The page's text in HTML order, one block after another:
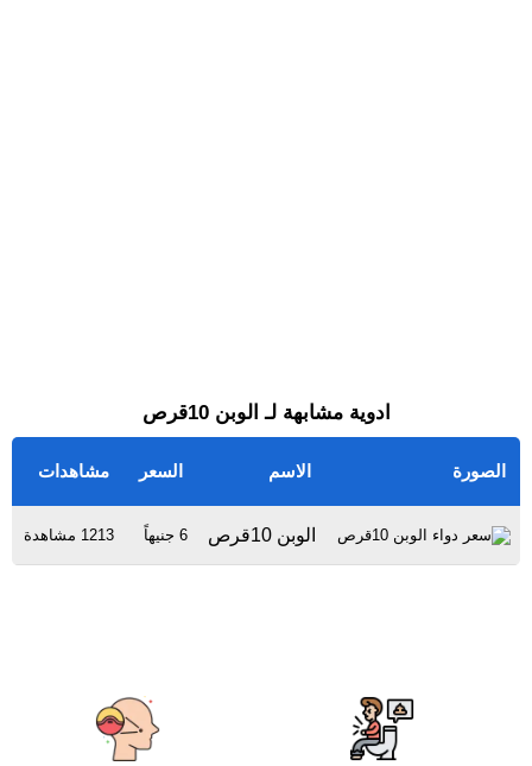
ادوية مشابهة لـ الوبن 10قرص
الصورة الاسم السعر مشاهدات
الوبن 10قرص 6 جنيهاً 1213 مشاهدة